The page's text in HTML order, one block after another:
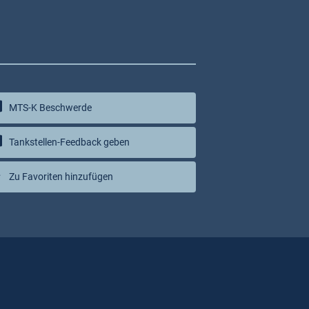
MTS-K Beschwerde
Tankstellen-Feedback geben
Zu Favoriten hinzufügen